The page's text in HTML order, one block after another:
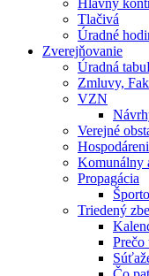
Hlavný
Tlačivá
Úradné
Zverejňovanie
Úradná
Zmluvy,
VZN
Verejné
Komunálny
Propagácia
Triedený